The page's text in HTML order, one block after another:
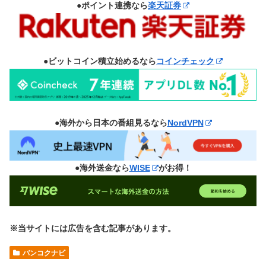
●ポイント連携なら楽天証券
●ビットコイン積立始めるならコインチェック
●海外から日本の番組見るならNordVPN
●海外送金ならWISE がお得！
※当サイトには広告を含む記事があります。
バンコクナビ